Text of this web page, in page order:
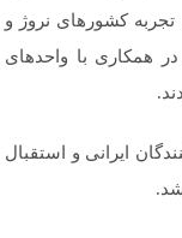
کشورهای نروژ و
همکاری با واحدهای
ایرانی و استقبال